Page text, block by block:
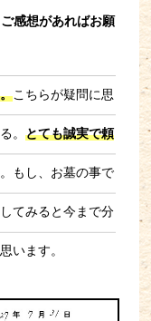
感想があればお願
こちらが疑問に思
。とても誠実で頼
もし、お墓の事で
てみると今まで分
います。